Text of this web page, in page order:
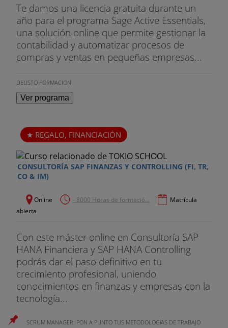
Te damos una licencia gratuita durante un
año para el programa Sage Active Essentials,
una solución online que permite gestionar la
contabilidad y automatizar procesos de
compras y ventas en pequeñas empresas...
DEUSTO FORMACION
Ver programa
REGALO, FINANCIACIÓN
CONSULTORÍA SAP FINANZAS Y CONTROLLING (FI, TR,
CO & IM)
Online - 8000 Horas de formació...
Matrícula
abierta
Con este máster online en Consultoría SAP
HANA Financiera y SAP HANA Controlling
podrás dar el paso definitivo en tu
crecimiento profesional, uniendo
conocimientos en finanzas y empresas con la
tecnología...
SCRUM MANAGER: PON A PUNTO TUS METODOLOGíAS DE TRABAJO